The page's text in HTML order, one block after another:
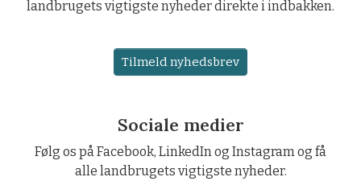
landbrugets vigtigste nyheder direkte i indbakken.
Tilmeld nyhedsbrev
Sociale medier
Følg os på Facebook, LinkedIn og Instagram og få
alle landbrugets vigtigste nyheder.